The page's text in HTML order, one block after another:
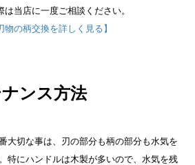
は当店に一度ご相談ください。
物の柄交換を詳しく見る】
ンス方法
大切な事は、刃の部分も柄の部分も水気を
特にハンドルは木製が多いので、水気を残